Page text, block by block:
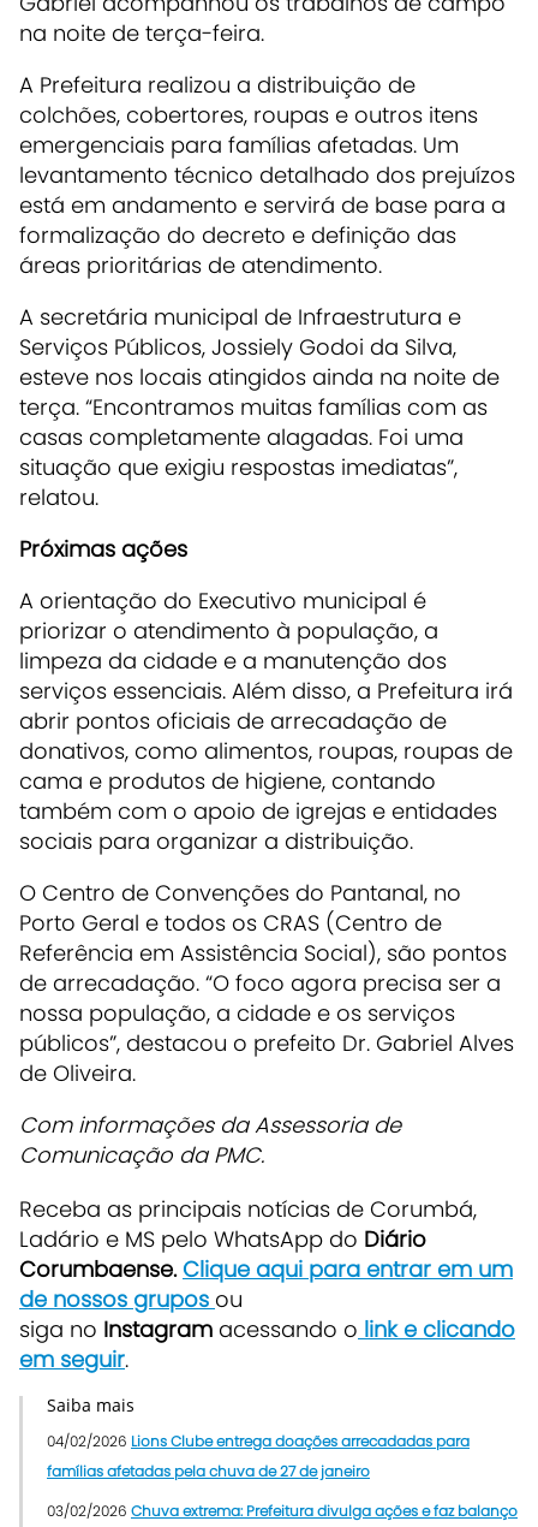
na noite de terça-feira.
A Prefeitura realizou a distribuição de
colchões, cobertores, roupas e outros itens
emergenciais para famílias afetadas. Um
levantamento técnico detalhado dos prejuízos
está em andamento e servirá de base para a
formalização do decreto e definição das
áreas prioritárias de atendimento.
A secretária municipal de Infraestrutura e
Serviços Públicos, Jossiely Godoi da Silva,
esteve nos locais atingidos ainda na noite de
terça. “Encontramos muitas famílias com as
casas completamente alagadas. Foi uma
situação que exigiu respostas imediatas”,
relatou.
Próximas ações
A orientação do Executivo municipal é
priorizar o atendimento à população, a
limpeza da cidade e a manutenção dos
serviços essenciais. Além disso, a Prefeitura irá
abrir pontos oficiais de arrecadação de
donativos, como alimentos, roupas, roupas de
cama e produtos de higiene, contando
também com o apoio de igrejas e entidades
sociais para organizar a distribuição.
O Centro de Convenções do Pantanal, no
Porto Geral e todos os CRAS (Centro de
Referência em Assistência Social), são pontos
de arrecadação. “O foco agora precisa ser a
nossa população, a cidade e os serviços
públicos”, destacou o prefeito Dr. Gabriel Alves
de Oliveira.
Com informações da Assessoria de
Comunicação da PMC.
Receba as principais notícias de Corumbá,
Ladário e MS pelo WhatsApp do Diário
Corumbaense.Clique aqui para entrar em um
de nossos grupos ou
siga no Instagram acessando o link e clicando
em seguir.
Saiba mais
04/02/2026 Lions Clube entrega doações arrecadadas para
famílias afetadas pela chuva de 27 de janeiro
03/02/2026 Chuva extrema: Prefeitura divulga ações e faz balanço